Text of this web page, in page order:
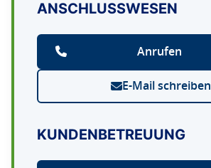
ANSCHLUSSWESEN
Anrufen
E-Mail schreiben
KUNDENBETREUUNG